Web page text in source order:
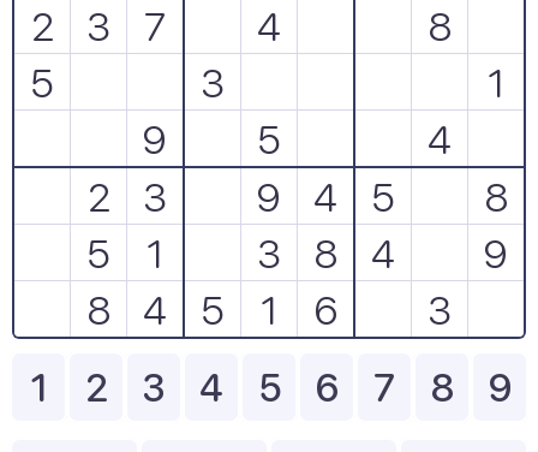
2
3
7
5
9
4
3
5
8
1
4
2
3
5
1
8
4
9
4
3
8
5
1 6
5
8
4
9
3
1 2 3 4 5 6 7 8 9